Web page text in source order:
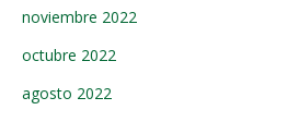
noviembre 2022
octubre 2022
agosto 2022